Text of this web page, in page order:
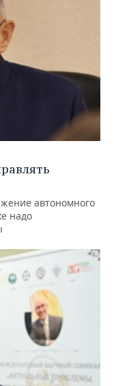
автономного
надо